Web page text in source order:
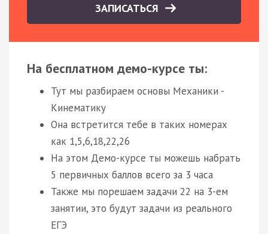
ЗАПИСАТЬСЯ
На бесплатном демо-курсе ты:
Тут мы разбираем основы Механики -
Кинематику
Она встретится тебе в таких номерах
как 1,5,6,18,22,26
На этом Демо-курсе ты можешь набрать
5 первичных баллов всего за 3 часа
Также мы порешаем задачи 22 на 3-ем
занятии, это будут задачи из реального
ЕГЭ